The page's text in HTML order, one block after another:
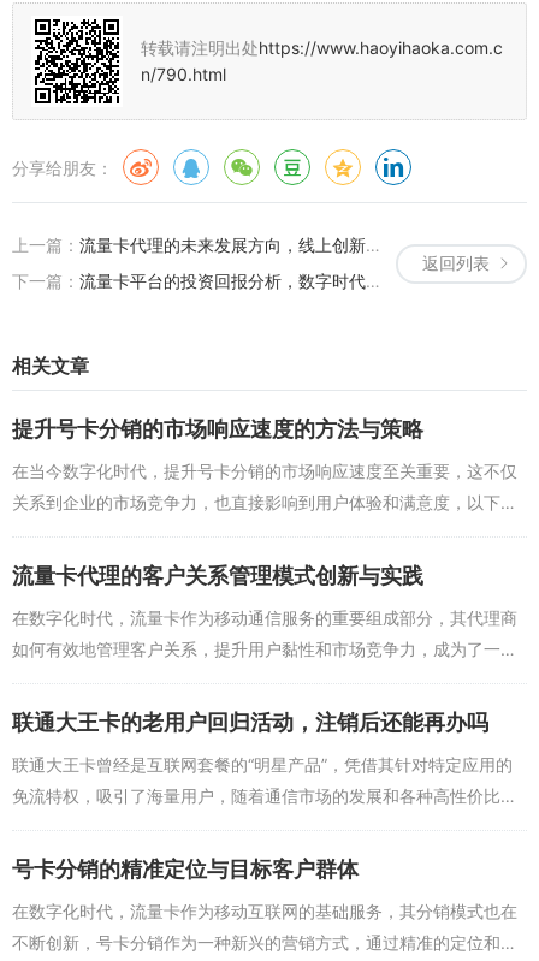
流量卡使用频率的重要途径，平台可以通过推出新的产品和服务来吸
引用户的注意力，提高用户对平台的粘性和忠诚度，同时积极参与行
业交流和合作也是提升品牌知名度和影响力的关键手段之一，三、总
结综上所述判断流量卡的使用频率需要从多个方面入手包括用户数据
优化产品和服务质量加强用户粘性以及不断创新和推广等手段来提升
用户对平台的忠诚度和使用频率只有这样才能够更好地满足用户需求
转载请注明出处https://www.haoyihaoka.com.c
n/790.html
分享给朋友：
返回列表
上一篇： 流量卡代理的未来发展方向，线上创新策略与平台优化探讨
下一篇： 流量卡平台的投资回报分析，数字时代的号卡分销之道
相关文章
提升号卡分销的市场响应速度的方法与策略
在当今数字化时代，提升号卡分销的市场响应速度至关重要，这不仅
关系到企业的市场竞争力，也直接影响到用户体验和满意度，以下是
一些有效的方法与策略，可以帮助企业快速响应市场变化，提高号卡
分销的效率和效果。1...
流量卡代理的客户关系管理模式创新与实践
在数字化时代，流量卡作为移动通信服务的重要组成部分，其代理商
如何有效地管理客户关系，提升用户黏性和市场竞争力，成为了一个
重要的课题，本文将探讨流量卡代理商在客户关系管理方面的创新实
践，以及如何通过线上...
联通大王卡的老用户回归活动，注销后还能再办吗
联通大王卡曾经是互联网套餐的“明星产品”，凭借其针对特定应用的
免流特权，吸引了海量用户，随着通信市场的发展和各种高性价比套
餐的涌现，不少老用户选择了注销大王卡，转投其他产品，关于“老用
户回归”的话题热...
号卡分销的精准定位与目标客户群体
在数字化时代，流量卡作为移动互联网的基础服务，其分销模式也在
不断创新，号卡分销作为一种新兴的营销方式，通过精准的定位和目